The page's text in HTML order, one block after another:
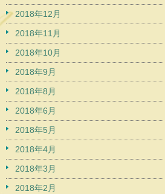
2018年12月
2018年11月
2018年10月
2018年9月
2018年8月
2018年6月
2018年5月
2018年4月
2018年3月
2018年2月